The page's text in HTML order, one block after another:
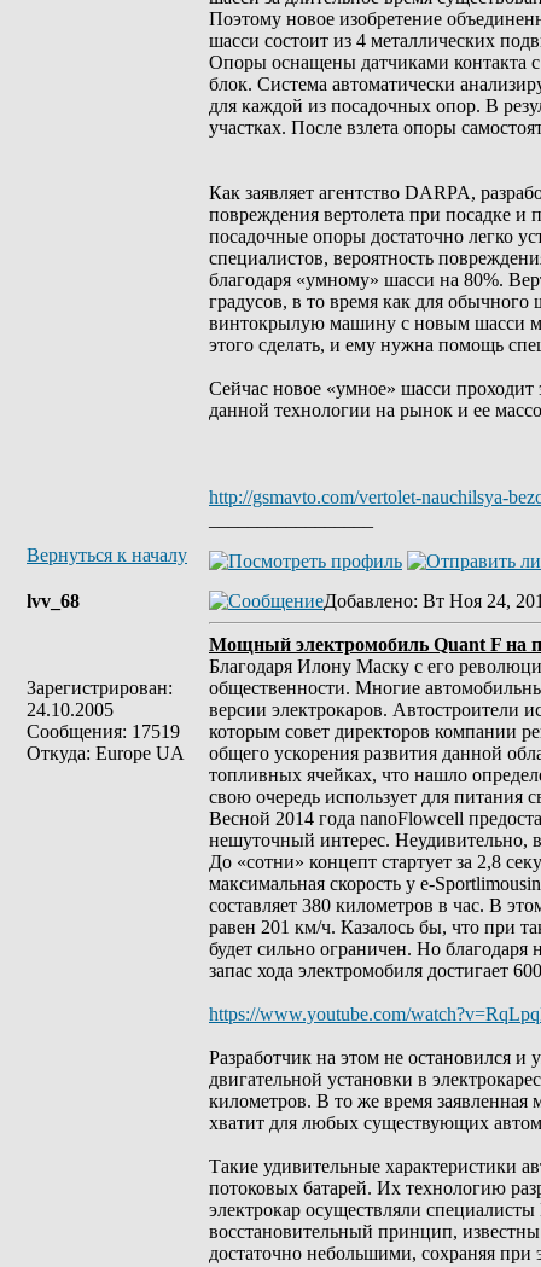
Поэтому новое изобретение
шасси состоит из 4 металлических
Опоры оснащены датчиками контакта
блок. Система автоматически
для каждой из посадочных опор. В
участках. После взлета опоры
Как заявляет агентство DARPA,
повреждения вертолета при посадке
посадочные опоры достаточно легко
специалистов, вероятность
благодаря «умному» шасси на 80%.
градусов, в то время как для
винтокрылую машину с новым шасси
этого сделать, и ему нужна помощь
Сейчас новое «умное» шасси
данной технологии на рынок и ее
http://gsmavto.com/vertolet-nauchilsya-
Вернуться к началу
lvv_68
Зарегистрирован:
24.10.2005
Сообщения: 17519
Откуда: Europe UA
Добавлено: Вт Ноя 24,
Мощный электромобиль Quant F на
Благодаря Илону Маску с его
общественности. Многие
версии электрокаров. Автостроители
которым совет директоров компании
общего ускорения развития данной
топливных ячейках, что нашло
свою очередь использует для питания
Весной 2014 года nanoFlowcell
нешуточный интерес. Неудивительно,
До «сотни» концепт стартует за 2,8
максимальная скорость у e-
составляет 380 километров в час. В
равен 201 км/ч. Казалось бы, что при
будет сильно ограничен. Но благодаря
запас хода электромобиля достигает
https://www.youtube.com/
Разработчик на этом не остановился
двигательной установки в
километров. В то же время заявленная
хватит для любых существующих
Такие удивительные характеристики
потоковых батарей. Их технологию
электрокар осуществляли
восстановительный принцип,
достаточно небольшими, сохраняя при